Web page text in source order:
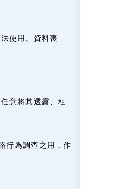
使用、資料喪
意將其透露、租
行為調查之用，作